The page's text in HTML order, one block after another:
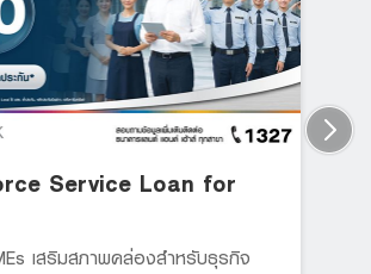
Service Loan for
เสริมสภาพคล่องสำหรับธุรกิจ